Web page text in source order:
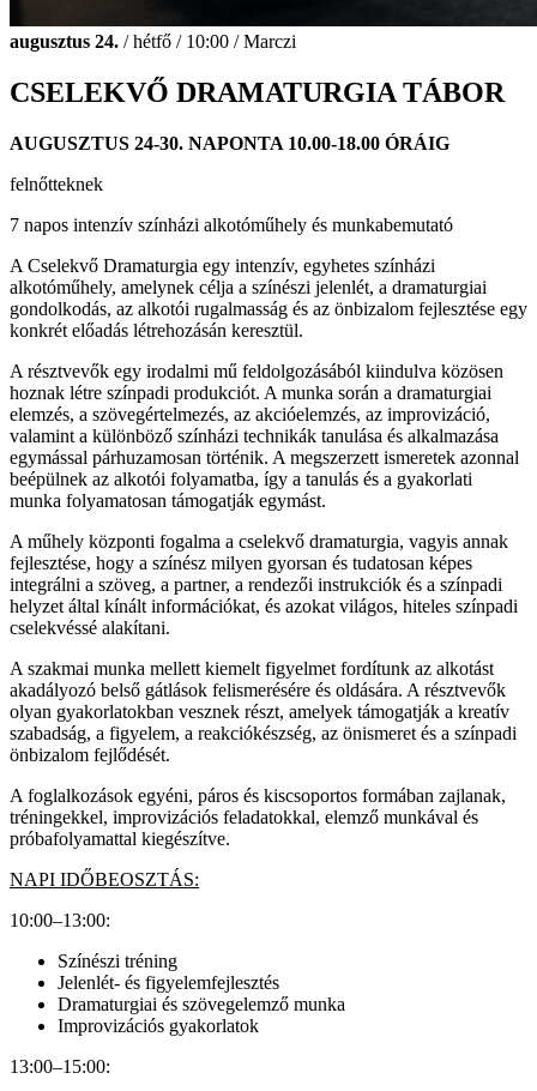
augusztus 24. / hétfő / 10:00 / Marczi
CSELEKVŐ DRAMATURGIA TÁBOR
AUGUSZTUS 24-30. NAPONTA 10.00-18.00 ÓRÁIG
felnőtteknek
7 napos intenzív színházi alkotóműhely és munkabemutató
A Cselekvő Dramaturgia egy intenzív, egyhetes színházi
alkotóműhely, amelynek célja a színészi jelenlét, a dramaturgiai
gondolkodás, az alkotói rugalmasság és az önbizalom fejlesztése egy
konkrét előadás létrehozásán keresztül.
A résztvevők egy irodalmi mű feldolgozásából kiindulva közösen
hoznak létre színpadi produkciót. A munka során a dramaturgiai
elemzés, a szövegértelmezés, az akcióelemzés, az improvizáció,
valamint a különböző színházi technikák tanulása és alkalmazása
egymással párhuzamosan történik. A megszerzett ismeretek azonnal
beépülnek az alkotói folyamatba, így a tanulás és a gyakorlati
munka folyamatosan támogatják egymást.
A műhely központi fogalma a cselekvő dramaturgia, vagyis annak
fejlesztése, hogy a színész milyen gyorsan és tudatosan képes
integrálni a szöveg, a partner, a rendezői instrukciók és a színpadi
helyzet által kínált információkat, és azokat világos, hiteles színpadi
cselekvéssé alakítani.
A szakmai munka mellett kiemelt figyelmet fordítunk az alkotást
akadályozó belső gátlások felismerésére és oldására. A résztvevők
olyan gyakorlatokban vesznek részt, amelyek támogatják a kreatív
szabadság, a figyelem, a reakciókészség, az önismeret és a színpadi
önbizalom fejlődését.
A foglalkozások egyéni, páros és kiscsoportos formában zajlanak,
tréningekkel, improvizációs feladatokkal, elemző munkával és
próbafolyamattal kiegészítve.
NAPI IDŐBEOSZTÁS:
10:00–13:00:
Színészi tréning
Jelenlét- és figyelemfejlesztés
Dramaturgiai és szövegelemző munka
Improvizációs gyakorlatok
13:00–15:00: